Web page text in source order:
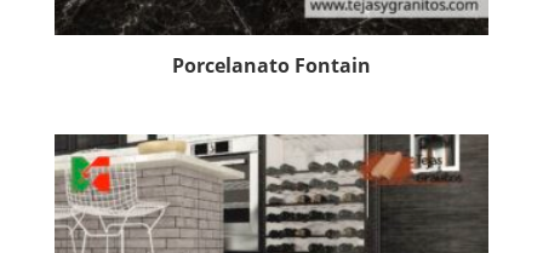
Porcelanato Fontain